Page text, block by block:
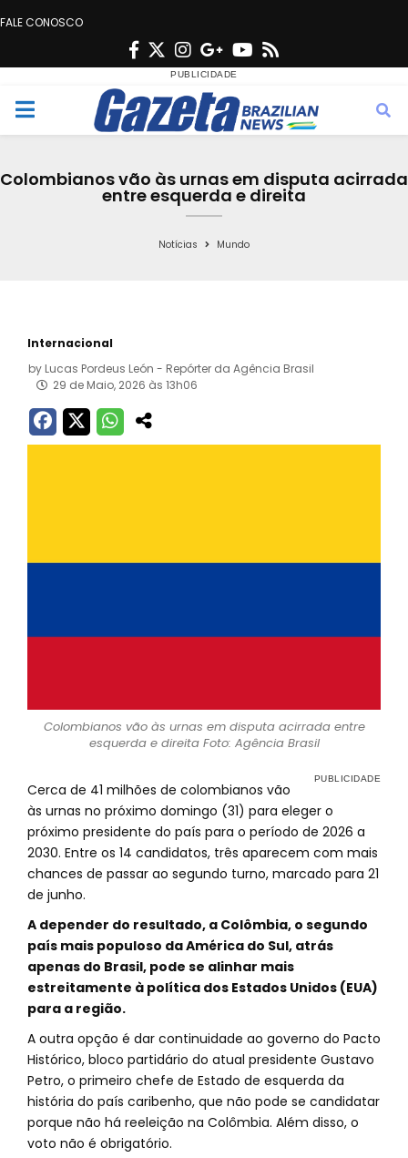
FALE CONOSCO
F
c
e
o
T
w
i
t
e
n
s
t
g
r
a
G
o
o
g
e
Y
u
t
b
s
M
Colombianos vão às urnas em disputa acirrada
entre esquerda e direita
Notícias Mundo
Internacional
by Lucas Pordeus León - Repórter da Agência Brasil
29 de Maio, 2026 às 13h06
Colombianos vão às urnas em disputa acirrada entre
esquerda e direita Foto: Agência Brasil
Cerca de 41 milhões de colombianos vão
às urnas no próximo domingo (31) para eleger o
próximo presidente do país para o período de 2026 a
2030. Entre os 14 candidatos, três aparecem com mais
chances de passar ao segundo turno, marcado para 21
de junho.
A depender do resultado, a Colômbia, o segundo
país mais populoso da América do Sul, atrás
apenas do Brasil, pode se alinhar mais
estreitamente à política dos Estados Unidos (EUA)
para a região.
A outra opção é dar continuidade ao governo do Pacto
Histórico, bloco partidário do atual presidente Gustavo
Petro, o primeiro chefe de Estado de esquerda da
história do país caribenho, que não pode se candidatar
porque não há reeleição na Colômbia. Além disso, o
voto não é obrigatório.